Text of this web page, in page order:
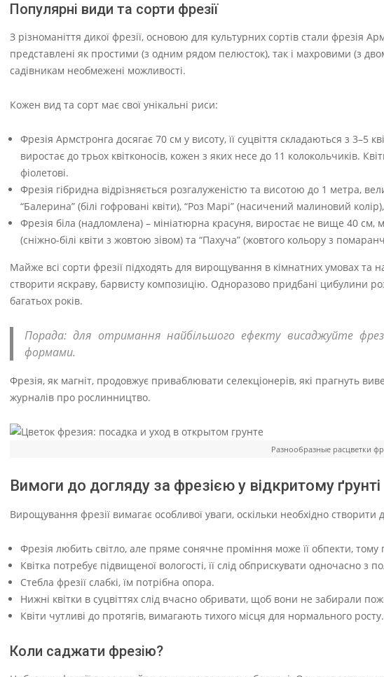
Популярні види та сорти фрезії
З різноманіття дикої фрезії, основою для культурних сортів стали фрезія
представлені як простими (з одним рядом пелюсток), так і махровими (з
садівникам необмежені можливості.
Кожен вид та сорт має свої унікальні риси:
Фрезія Армстронга досягає 70 см у висоту, її суцвіття складаються з 3–5
виростає до трьох квітконосів, кожен з яких несе до 11 колокольчиків.
фіолетові.
Фрезія гібридна відрізняється розгалуженістю та висотою до 1 метра,
“Балерина” (білі гофровані квіти), “Роз Марі” (насичений малиновий
Фрезія біла (надломлена) – мініатюрна красуня, виростає не вище 40 см,
(сніжно-білі квіти з жовтою зівом) та “Пахуча” (жовтого кольору з
Майже всі сорти фрезії підходять для вирощування в кімнатних умовах та
створити яскраву, барвисту композицію. Одноразово придбані цибулини
багатьох років.
Порада: для отримання найбільшого ефекту висаджуйте
формами.
Фрезія, як магніт, продовжує приваблювати селекціонерів, які прагнуть
журналів про рослинництво.
Разнообразные расцветки
Вимоги до догляду за фрезією у відкритому ґрунті
Вирощування фрезії вимагає особливої уваги, оскільки необхідно створити
Фрезія любить світло, але пряме сонячне проміння може її обпекти, тому
Квітка потребує підвищеної вологості, її слід обприскувати одночасно
Стебла фрезії слабкі, їм потрібна опора.
Нижні квітки в суцвіттях слід вчасно обривати, щоб вони не забирали
Квіти чутливі до протягів, вимагають тихого місця для нормального росту.
Коли саджати фрезію?